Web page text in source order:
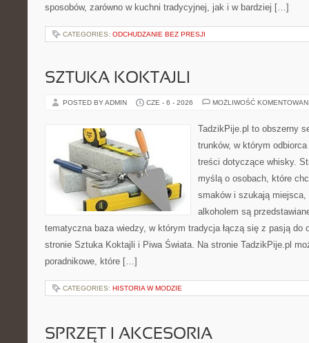
sposobów, zarówno w kuchni tradycyjnej, jak i w bardziej […]
CATEGORIES: ODCHUDZANIE BEZ PRESJI
SZTUKA KOKTAJLI
POSTED BY ADMIN CZE - 6 - 2026 MOŻLIWOŚĆ
TadzikPije.pl to obszerny
trunków, w którym
treści dotyczące whisky.
myślą o osobach, które
smaków i szukają
alkoholem są
tematyczna baza wiedzy, w którym tradycja łączą się z pasją do
stronie Sztuka Koktajli i Piwa Świata. Na stronie TadzikPije.pl
poradnikowe, które […]
CATEGORIES: HISTORIA W MODZIE
SPRZĘT I AKCESORIA